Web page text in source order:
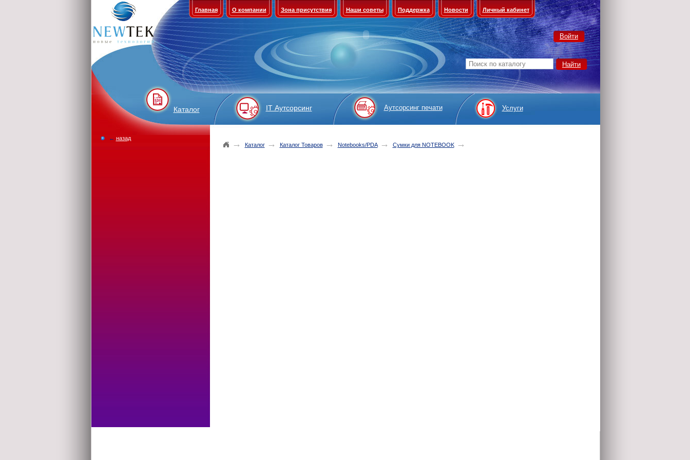
Главная О компании Зона присутствия Наши советы Поддержка Новости Личный кабинет
Войти
Каталог IT Аутсорсинг Аутсорсинг печати Услуги
→ Каталог → Каталог Товаров → Notebooks/PDA → Сумки для NOTEBOOK →
← назад